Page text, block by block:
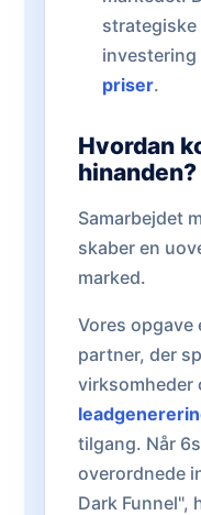
strategiske
priser.
Hvordan
hinanden?
Samarbejdet
skaber en
marked.
Vores
partner, der
virksomheder
tilgang. Når
overordnede
Dark Funnel",